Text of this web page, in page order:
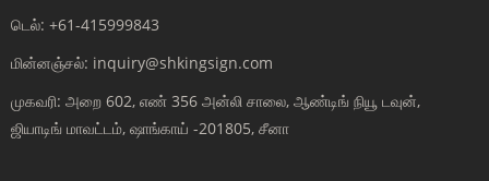
டெல்: +61-415999843
மின்னஞ்சல்: inquiry@shkingsign.com
முகவரி: அறை 602, எண் 356 அன்லி சாலை, ஆண்டிங் நியூ டவுன்,
ஜியாடிங் மாவட்டம், ஷாங்காய் -201805, சீனா